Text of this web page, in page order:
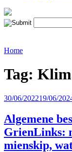
Home
Tag:
Geplaatst
30/06/202219/06/
Algemene
GrienLinks:
mienskip,